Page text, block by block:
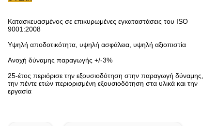
Κατασκευασμένος σε επικυρωμένες εγκαταστάσεις του ISO
9001:2008
Υψηλή αποδοτικότητα, υψηλή ασφάλεια, υψηλή αξιοπιστία
Ανοχή δύναμης παραγωγής +/-3%
25-έτος περιόρισε την εξουσιοδότηση στην παραγωγή δύναμης,
την πέντε ετών περιορισμένη εξουσιοδότηση στα υλικά και την
εργασία